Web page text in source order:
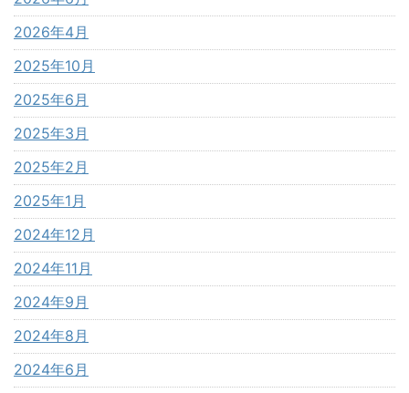
2026年4月
2025年10月
2025年6月
2025年3月
2025年2月
2025年1月
2024年12月
2024年11月
2024年9月
2024年8月
2024年6月